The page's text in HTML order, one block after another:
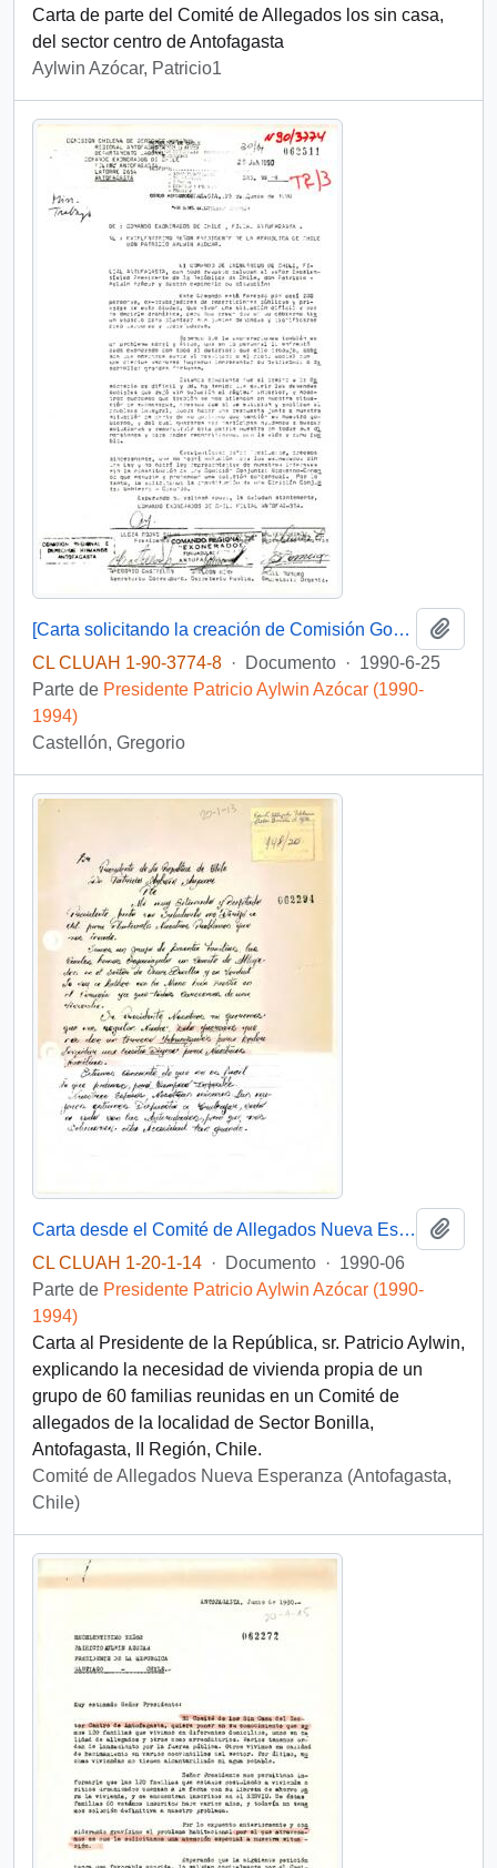
Carta de parte del Comité de Allegados los sin casa,
del sector centro de Antofagasta
Aylwin Azócar, Patricio1
[Carta solicitando la creación de Comisión Gobierno -Exonerados].
CL CLUAH 1-90-3774-8 · Documento · 1990-6-25
Parte de Presidente Patricio Aylwin Azócar (1990-
1994)
Castellón, Gregorio
Carta desde el Comité de Allegados Nueva Esperanza, Sector Bonilla, Antofagasta, dirigida al Presidente de la República Don Patricio Aylwin Azócar
CL CLUAH 1-20-1-14 · Documento · 1990-06
Parte de Presidente Patricio Aylwin Azócar (1990-
1994)
Carta al Presidente de la República, sr. Patricio Aylwin,
explicando la necesidad de vivienda propia de un
grupo de 60 familias reunidas en un Comité de
allegados de la localidad de Sector Bonilla,
Antofagasta, II Región, Chile.
Comité de Allegados Nueva Esperanza (Antofagasta,
Chile)